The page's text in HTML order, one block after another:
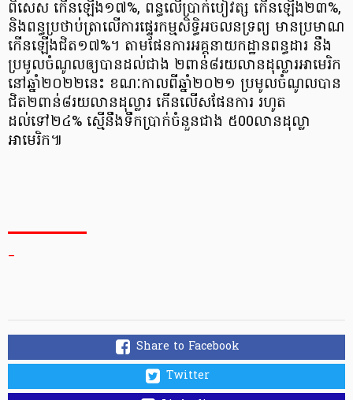
ពិសេស កើនឡើង១៧%, ពន្ធលើប្រាក់បៀវត្ស កើនឡើង២៣%,
និងពន្ធប្រថាប់ត្រាលើការផ្ទេរកម្មសិទ្ធិអចលនទ្រព្យ មានប្រមាណ
កើនឡើងជិត១៧%។ តាមផែនការអគ្គនាយកដ្ឋានពន្ធដារ នឹង
ប្រមូលចំណូលឲ្យបានដល់ជាង ២ពាន់៨រយលានដុល្លារអាមេរិក
នៅឆ្នាំ២០២២នេះ ខណៈកាលពីឆ្នាំ២០២១ ប្រមូលចំណូលបាន
ជិត២ពាន់៨រយលានដុល្លារ កើនលើសផែនការ រហូត
ដល់ទៅ២៤% ស្មើនឹងទឹកប្រាក់ចំនួនជាង ៥00លានដុល្លា
អាមេរិក៕
_
Share to Facebook
Twitter